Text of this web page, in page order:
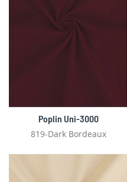
Poplin Uni-3000
819-Dark Bordeaux